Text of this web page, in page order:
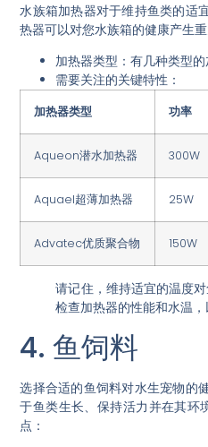
水族箱加热器对于维持鱼类的适
热器可以对您水族箱的健康产生重
加热器类型：有几种类型
需要关注的关键特性：
加热器类型 功率
Aqueon潜水加热器 300W
Aquael超薄加热器 25W
Advatec优质聚合物 150W
请记住，维持适宜的温度
检查加热器的性能和水温，
4. 鱼饲料
选择合适的鱼饲料对水生宠物的
于鱼类生长、保持活力并在其环
点：